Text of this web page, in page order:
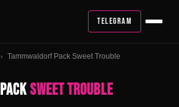
TELEGRAM
› Tammwaldorf Pack Sweet Trouble
SWEET TROUBLE